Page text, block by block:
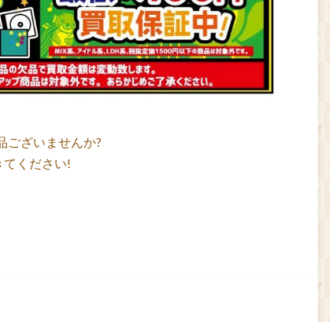
ございませんか?
ください!